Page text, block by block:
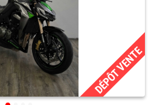
DÉPÔT VENTE